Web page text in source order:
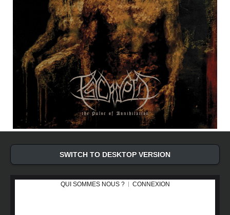
SWITCH TO DESKTOP VERSION
QUI SOMMES NOUS ? CONNEXION